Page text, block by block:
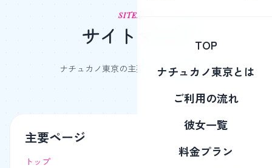
TOP
ナチュカノ東京とは
ご利用の流れ
彼女一覧
料金プラン
SITEMAP
サイトマップ
ナチュカノ東京の主要ページ一覧です。
主要ページ
トップ